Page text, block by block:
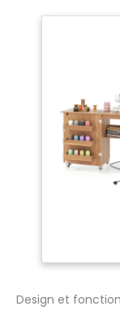
Design et